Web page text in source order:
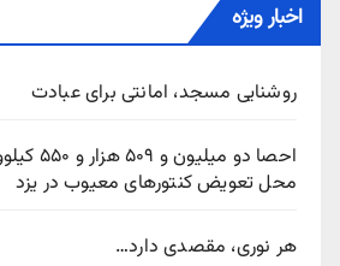
اخبار ویژه
روشنایی مسجد، امانتی برای عبادت
احصا دو
محل تعویض کنتورهای معیوب در یزد
هر نوری، مقصدی دارد…